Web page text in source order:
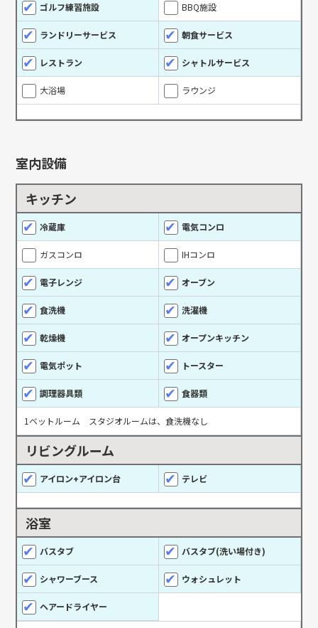
ゴルフ練習施設 BBQ施設
ランドリーサービス 朝食サービス
レストラン シャトルサービス
大浴場 ラウンジ
室内設備
キッチン
冷蔵庫 電気コンロ
ガスコンロ IHコンロ
電子レンジ オーブン
食洗機 洗濯機
乾燥機 オープンキッチン
電気ポット トースター
調理器具類 食器類
1ベットルーム スタジオルームは、食洗機なし
リビングルーム
アイロン+アイロン台 テレビ
浴室
バスタブ バスタブ(洗い場付き)
シャワーブース ウォシュレット
ヘアードライヤー